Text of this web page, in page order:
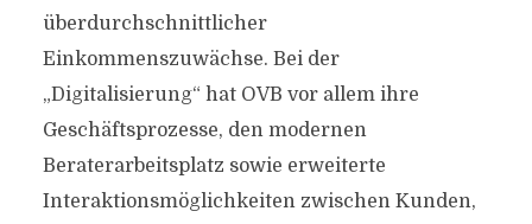
überdurchschnittlicher
Einkommenszuwächse. Bei der
„Digitalisierung“ hat OVB vor allem ihre
Geschäftsprozesse, den modernen
Beraterarbeitsplatz sowie erweiterte
Interaktionsmöglichkeiten zwischen Kunden,